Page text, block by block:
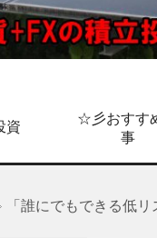
資
☆彡おすす
事
「誰にでもできる低